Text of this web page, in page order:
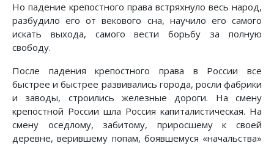
Но падение крепостного права встряхнуло весь народ,
разбудило его от векового сна, научило его самого
искать выхода, самого вести борьбу за полную
свободу.
После падения крепостного права в России все
быстрее и быстрее развивались города, росли фабрики
и заводы, строились железные дороги. На смену
крепостной России шла Россия капиталистическая. На
смену оседлому, забитому, приросшему к своей
деревне, верившему попам, боявшемуся «начальства»